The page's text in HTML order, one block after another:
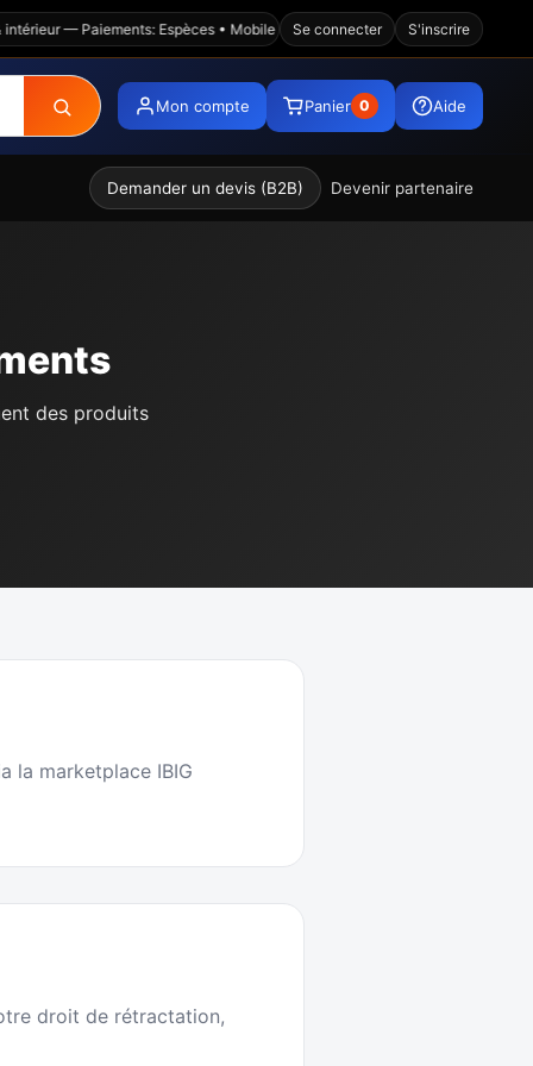
— Paiements: Espèces • Mobile Money • Wave • Visa • Virement —
Se connecter S'inscrire
Mon compte Panier 0 Aide
Demander un devis (B2B) Devenir partenaire
des produits
la marketplace IBIG
droit de rétractation,